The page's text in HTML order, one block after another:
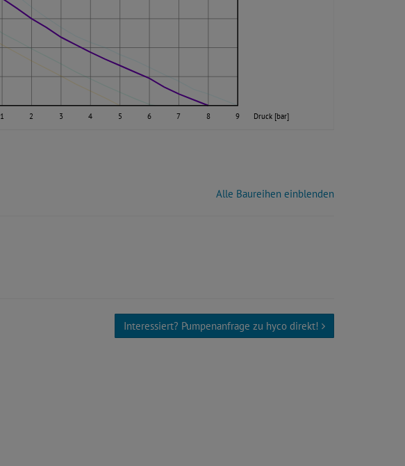
Druck [bar]
1 2 3 4 5 6 7 8 9
Alle Baureihen einblenden
Interessiert? Pumpenanfrage zu hyco direkt!